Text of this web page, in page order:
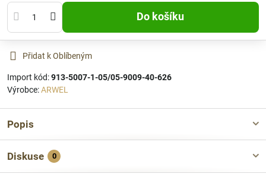
Do košíku
Přidat k Oblíbeným
Import kód:913-5007-1-05/05-9009-40-626
Výrobce:ARWEL
Popis
Diskuse 0